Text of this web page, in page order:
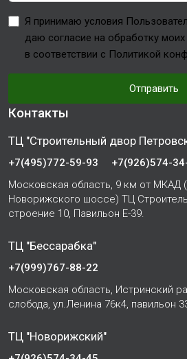
Я принимаю условия
даю согласие на обработку
в соответствии с Политикой
Отправить
Контакты
ТЦ "Строительный двор
+7(495)772-59-93
+7(926)574-
Московская область, 9 км от МКАД
Новорижского шоссе) ТЦ
строение 10, Павильон Е-39.
ТЦ "Бессарабка"
+7(999)767-88-22
Московская область, Истринский
слобода, ул.Ленина 76к4, павильон
ТЦ "Новорижский"